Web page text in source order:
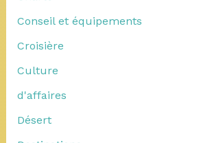
Conseil et équipements
Croisière
Culture
d'affaires
Désert